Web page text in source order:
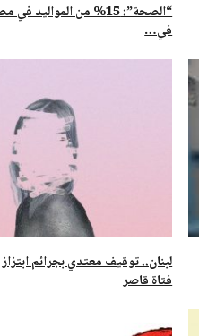
“الصحة”: 15% من
في…
لبنان.. توقيف معتدي بجرائم
فتاة قاصر